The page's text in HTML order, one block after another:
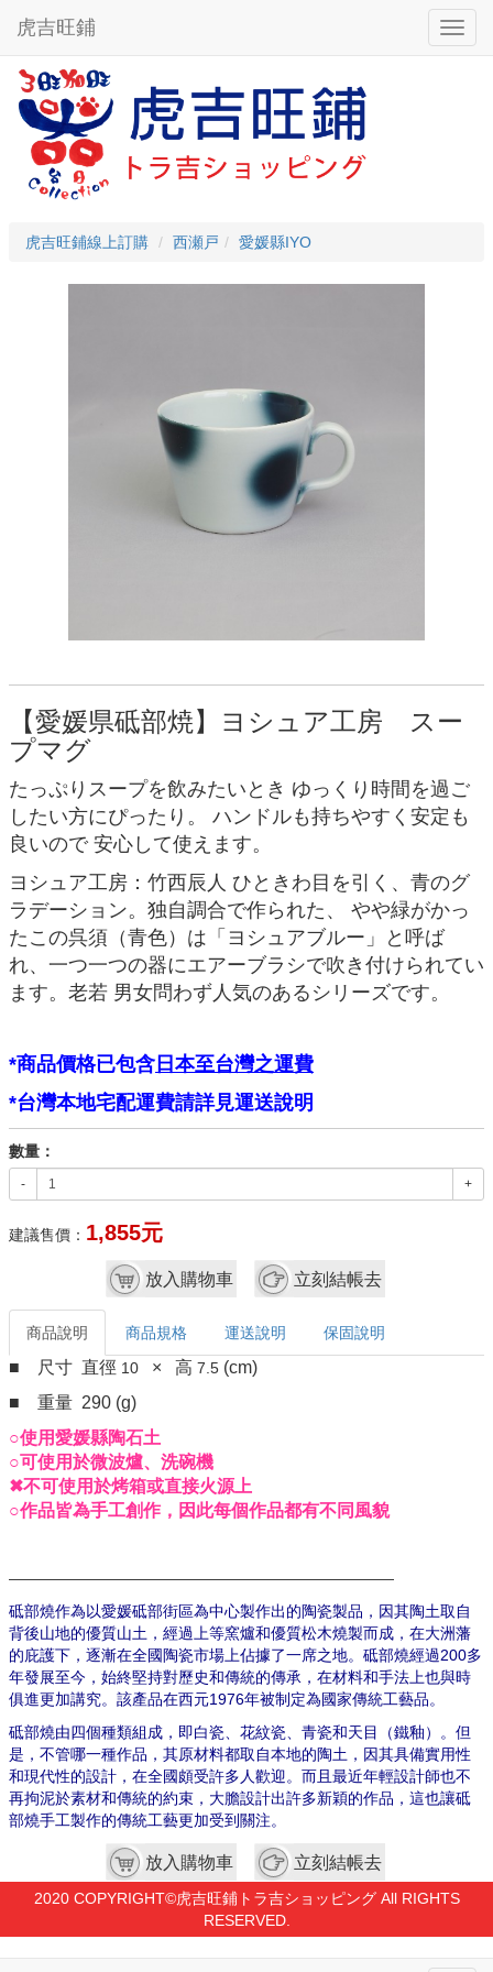
虎吉旺鋪
虎吉旺鋪線上訂購 西瀬戸 愛媛縣IYO
【愛媛県砥部焼】ヨシュア工房 スー
プマグ
たっぷりスープを飲みたいとき ゆっくり時間を過ご
したい方にぴったり。 ハンドルも持ちやすく安定も
良いので 安心して使えます。
ヨシュア工房：竹西辰人 ひときわ目を引く、青のグ
ラデーション。独自調合で作られた、 やや緑がかっ
たこの呉須（青色）は「ヨシュアブルー」と呼ば
れ、一つ一つの器にエアーブラシで吹き付けられてい
ます。老若 男女問わず人気のあるシリーズです。
*商品價格已包含 日本至台灣之運費
*台灣本地宅配運費請詳見運送說明
數量：
- +
建議售價： 1,855元
放入購物車 立刻結帳去
商品說明 商品規格 運送說明 保固說明
■ 尺寸 直徑 10 × 高 7.5 (cm)
■ 重量 290 (g)
○使用愛媛縣陶石土
○可使用於微波爐、洗碗機
✖不可使用於烤箱或直接火源上
○作品皆為手工創作，因此每個作品都有不同風貌
—————————————————————————
砥部燒作為以愛媛砥部街區為中心製作出的陶瓷製品，因其陶土取自
背後山地的優質山土，經過上等窯爐和優質松木燒製而成，在大洲藩
的庇護下，逐漸在全國陶瓷市場上佔據了一席之地。砥部燒經過200多
年發展至今，始終堅持對歷史和傳統的傳承，在材料和手法上也與時
俱進更加講究。該產品在西元1976年被制定為國家傳統工藝品。
砥部燒由四個種類組成，即白瓷、花紋瓷、青瓷和天目（鐵釉）。但
是，不管哪一種作品，其原材料都取自本地的陶土，因其具備實用性
和現代性的設計，在全國頗受許多人歡迎。而且最近年輕設計師也不
再拘泥於素材和傳統的約束，大膽設計出許多新穎的作品，這也讓砥
部燒手工製作的傳統工藝更加受到關注。
放入購物車 立刻結帳去
2020 COPYRIGHT©虎吉旺鋪トラ吉ショッピング All RIGHTS
RESERVED.